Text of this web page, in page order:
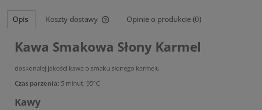
Opis Koszty dostawy
Cena nie zawiera ewentualnych kosztów
płatności
Opinie o produkcie (0)
Kawa Smakowa Słony Karmel
doskonałej jakości kawa o smaku słonego karmelu
Czas parzenia: 5 minut, 95°C
Kawy